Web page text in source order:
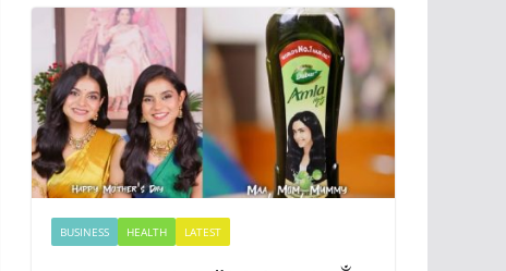
BUSINESS HEALTH LATEST